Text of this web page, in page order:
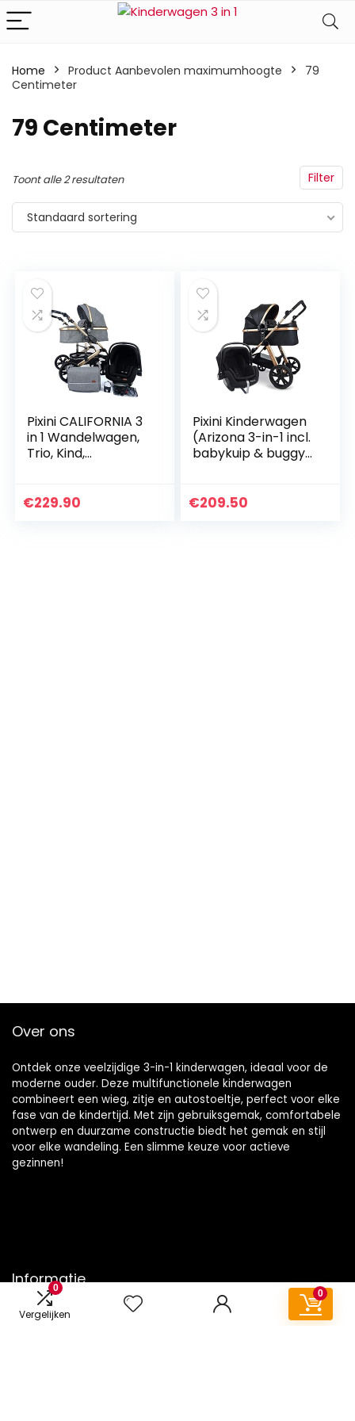
0
Vergelijken
0
Home Product Aanbevolen maximumhoogte
‎79
Centimeter
‎79 Centimeter
Filter
Toont alle 2 resultaten
Standaard sortering
Pixini CALIFORNIA 3
in 1 Wandelwagen,
Trio, Kind,
(Goud/Grijs)
€229.90
Pixini Kinderwagen
(Arizona 3-in-1 incl.
babykuip & buggy
met
€209.50
Over ons
Ontdek onze veelzijdige 3-in-1 kinderwagen, ideaal voor de
moderne ouder. Deze multifunctionele kinderwagen
combineert een wieg, zitje en autostoeltje, perfect voor elke
fase van de kindertijd. Met zijn gebruiksgemak, comfortabele
ontwerp en duurzame constructie biedt het gemak en stijl
voor elke wandeling. Een slimme keuze voor actieve
gezinnen!
Informatie
Contact